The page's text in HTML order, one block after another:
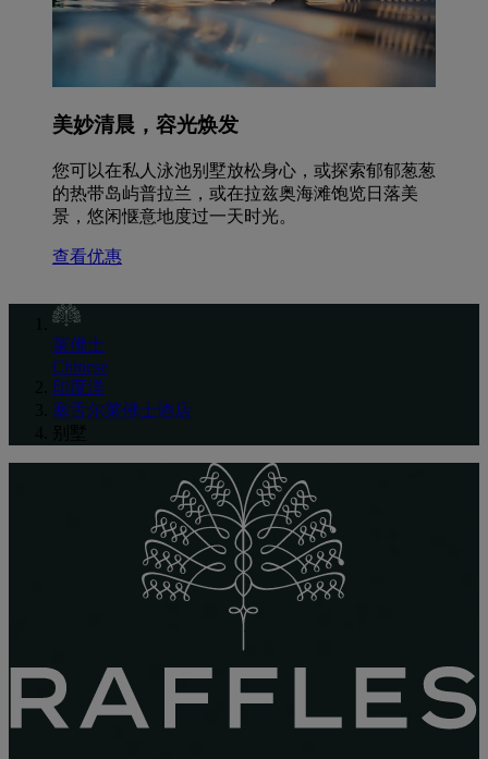
美妙清晨，容光焕发
您可以在私人泳池别墅放松身心，或探索郁郁葱葱
的热带岛屿普拉兰，或在拉兹奥海滩饱览日落美
景，悠闲惬意地度过一天时光。
查看优惠
莱佛士
Chinese
印度洋
塞舌尔莱佛士酒店